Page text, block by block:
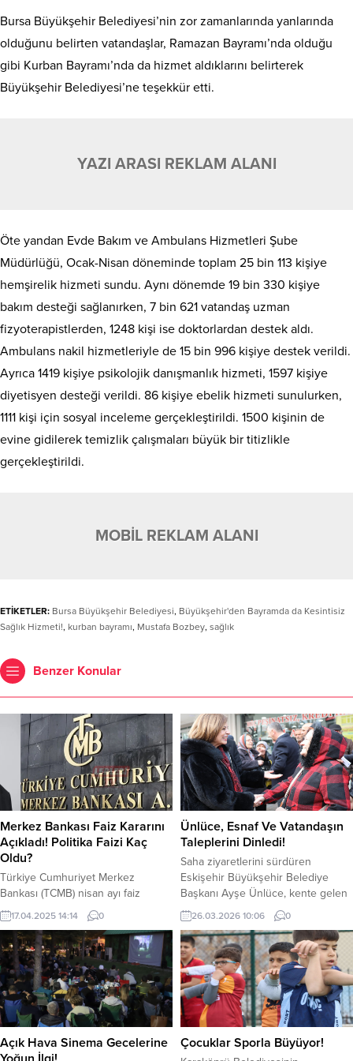
Bursa Büyükşehir Belediyesi’nin zor zamanlarında yanlarında
olduğunu belirten vatandaşlar, Ramazan Bayramı’nda olduğu
gibi Kurban Bayramı’nda da hizmet aldıklarını belirterek
Büyükşehir Belediyesi’ne teşekkür etti.
YAZI ARASI REKLAM ALANI
Öte yandan Evde Bakım ve Ambulans Hizmetleri Şube
Müdürlüğü, Ocak-Nisan döneminde toplam 25 bin 113 kişiye
hemşirelik hizmeti sundu. Aynı dönemde 19 bin 330 kişiye
bakım desteği sağlanırken, 7 bin 621 vatandaş uzman
fizyoterapistlerden, 1248 kişi ise doktorlardan destek aldı.
Ambulans nakil hizmetleriyle de 15 bin 996 kişiye destek verildi.
Ayrıca 1419 kişiye psikolojik danışmanlık hizmeti, 1597 kişiye
diyetisyen desteği verildi. 86 kişiye ebelik hizmeti sunulurken,
1111 kişi için sosyal inceleme gerçekleştirildi. 1500 kişinin de
evine gidilerek temizlik çalışmaları büyük bir titizlikle
gerçekleştirildi.
MOBİL REKLAM ALANI
ETİKETLER: Bursa Büyükşehir Belediyesi, Büyükşehir'den Bayramda da Kesintisiz
Sağlık Hizmeti!, kurban bayramı, Mustafa Bozbey, sağlık
Benzer Konular
Merkez Bankası Faiz Kararını
Açıkladı! Politika Faizi Kaç
Oldu?
Türkiye Cumhuriyet Merkez
Bankası (TCMB) nisan ayı faiz
kararını açıkladı. Politika faizi yüzde
kaç oldu? Para Politikası Kurulu
(PPK), nisan ayı toplantısını Başkan
Fatih Karahan başkanlığında yapıldı.
Başkan Karahan politika faizini
açıkladı. Merkez bankası, 350 baz
puanlık faiz artırımına gitti. Karahan,
politika faizi olan bir hafta vadeli
repo ihale faiz...
17.04.2025 14:14 0
Ünlüce, Esnaf Ve Vatandaşın
Taleplerini Dinledi!
Saha ziyaretlerini sürdüren
Eskişehir Büyükşehir Belediye
Başkanı Ayşe Ünlüce, kente gelen
Cumhuriyet Halk Partisi Ekonomi
Politikalarından Sorumlu Genel
Başkan Yardımcısı Güldem Atabay
ile birlikte Hamamyolu Caddesi’nde
vatandaşlarla bir araya geldi.
Başkan Ünlüce ve Güldem
Atabay’a, CHP İl Başkanı Talat Yalaz
ve Başkan Danışmanı Ayhan Kavas
da eşlik etti. Başkan Ünlüce...
26.03.2026 10:06 0
Açık Hava Sinema Gecelerine
Çocuklar Sporla Büyüyor!